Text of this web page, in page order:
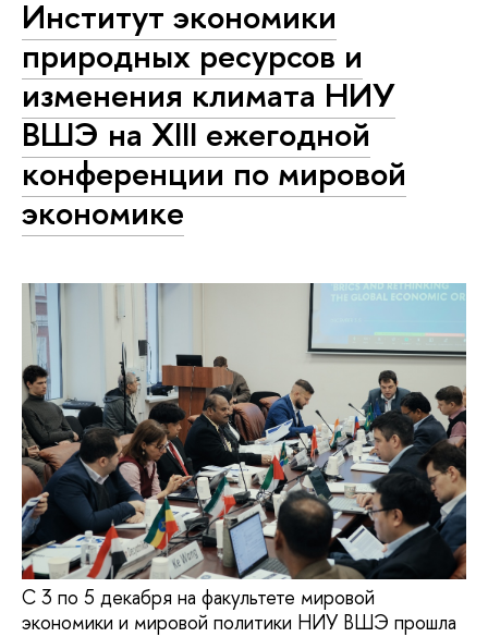
Институт экономики
природных ресурсов и
изменения климата НИУ
ВШЭ на XIII ежегодной
конференции по мировой
экономике
С 3 по 5 декабря на факультете мировой
экономики и мировой политики НИУ ВШЭ прошла